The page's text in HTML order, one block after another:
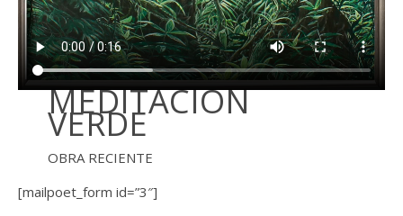
MEDITACION
VERDE
OBRA RECIENTE
[mailpoet_form id=”3″]